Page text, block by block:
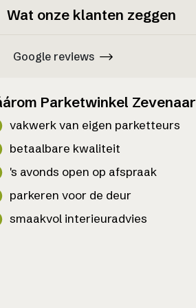
Wat onze klanten zeggen
Google reviews
Parketwinkel Zevenaar
vakwerk van eigen parketteurs
betaalbare kwaliteit
's avonds open op afspraak
parkeren voor de deur
smaakvol interieuradvies